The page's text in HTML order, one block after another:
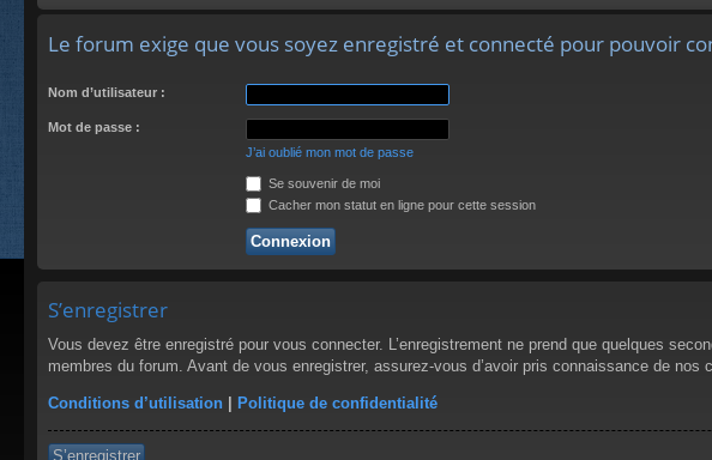
de
Le forum exige que vous soyez enregistré et connecté pour pouvoir
Nom d’utilisateur :
Mot de passe :
J’ai oublié mon mot de passe
Se souvenir de moi
Cacher mon statut en ligne pour cette session
S’enregistrer
Vous devez être enregistré pour vous connecter. L’enregistrement ne prend que quelques
membres du forum. Avant de vous enregistrer, assurez-vous d’avoir pris connaissance de
Conditions d’utilisation | Politique de confidentialité
S’enregistrer